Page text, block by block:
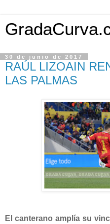
30 de junio de 2017
RAÚL LIZOAIN
LAS PALMAS
El canterano amplía su